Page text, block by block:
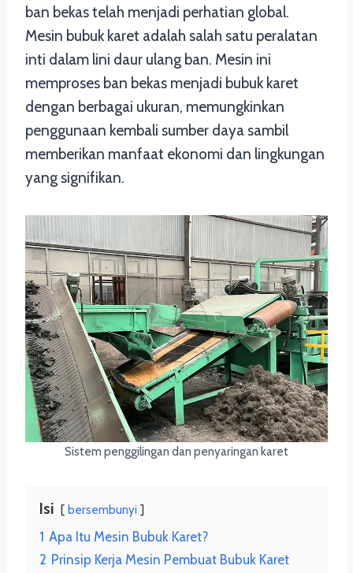
ban bekas telah menjadi perhatian global.
Mesin bubuk karet adalah salah satu peralatan
inti dalam lini daur ulang ban. Mesin ini
memproses ban bekas menjadi bubuk karet
dengan berbagai ukuran, memungkinkan
penggunaan kembali sumber daya sambil
memberikan manfaat ekonomi dan lingkungan
yang signifikan.
Sistem penggilingan dan penyaringan karet
Isi bersembunyi
1 Apa Itu Mesin Bubuk Karet?
2 Prinsip Kerja Mesin Pembuat Bubuk Karet